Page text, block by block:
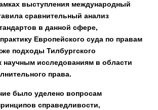
выступления международный
сравнительный анализ
в данной сфере,
Европейского суда по правам
подходы Тилбургского
научным исследованиям в области
права.
было уделено вопросам
справедливости,